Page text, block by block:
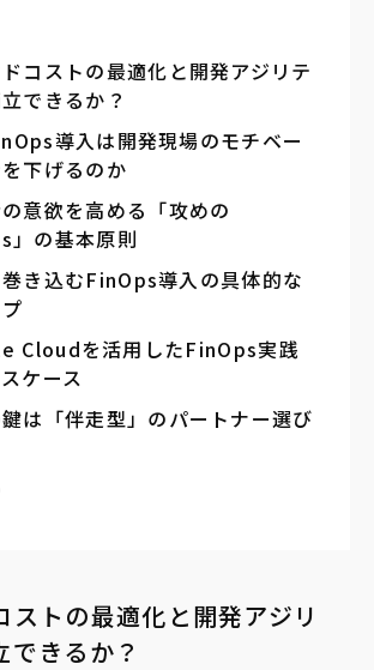
コストの最適化と開発アジリテ
できるか？
導入は開発現場のモチベー
下げるのか
意欲を高める「攻めの
」の基本原則
き込むFinOps導入の具体的な
Cloudを活用したFinOps実践
ケース
は「伴走型」のパートナー選び
ストの最適化と開発アジリ
できるか？